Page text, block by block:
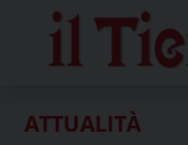
content
ATTUALITÀ